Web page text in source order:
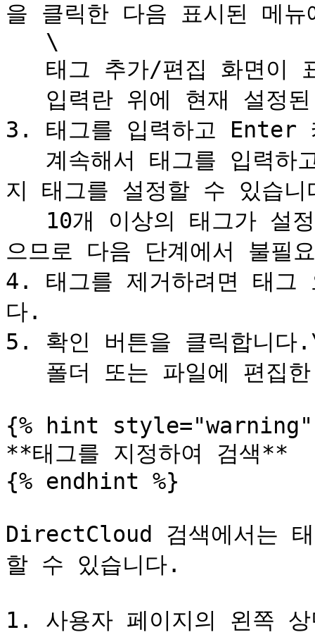
을 클릭한 다음 표시된 메
3. 태그를 입력하고 Enter
지 태그를 설정할 수 있습
으므로 다음 단계에서 불필
4. 태그를 제거하려면 태그
다.
5. 확인 버튼을 클릭합니다
{% hint style="warning"
**태그를 지정하여 검색**
{% endhint %}
DirectCloud 검색에서는 태
할 수 있습니다.
1. 사용자 페이지의 왼쪽